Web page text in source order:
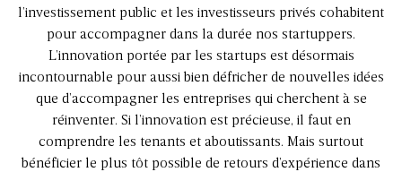
l’investissement public et les investisseurs privés cohabitent
pour accompagner dans la durée nos startuppers.
L’innovation portée par les startups est désormais
incontournable pour aussi bien défricher de nouvelles idées
que d’accompagner les entreprises qui cherchent à se
réinventer. Si l’innovation est précieuse, il faut en
comprendre les tenants et aboutissants. Mais surtout
bénéficier le plus tôt possible de retours d’expérience dans